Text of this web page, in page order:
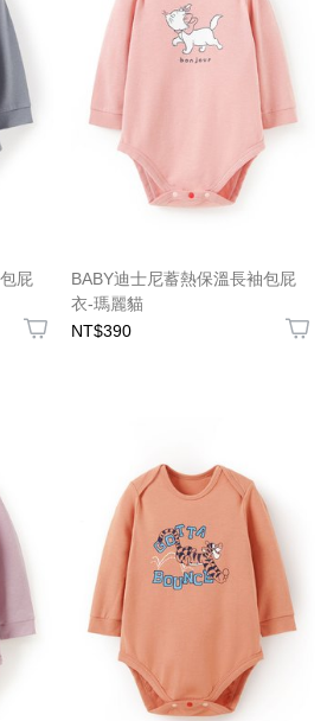
屁
BABY迪士尼蓄熱保溫長袖包屁
衣-瑪麗貓
NT$390